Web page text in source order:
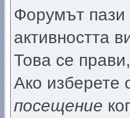
Форумът пази
активността
Това се
Ако изберете
посещение